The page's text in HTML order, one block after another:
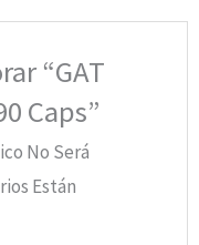
“GAT
Caps”
No Será
Están